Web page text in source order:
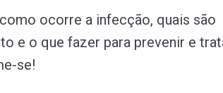
ocorre a infecção, quais são
e o que fazer para prevenir e
se!